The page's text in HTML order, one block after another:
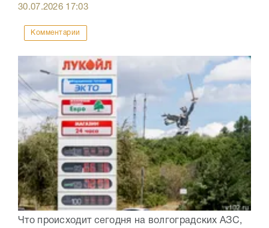
30.07.2026 17:03
Комментарии
Что происходит сегодня на волгоградских АЗС,